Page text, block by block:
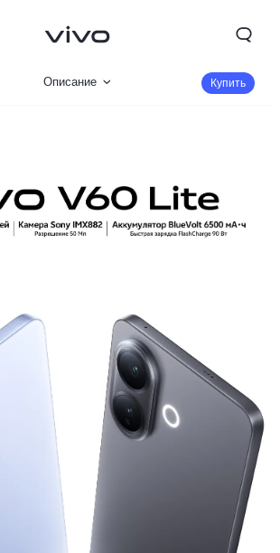
Россия | Выберите страну/регион
Описание Купить